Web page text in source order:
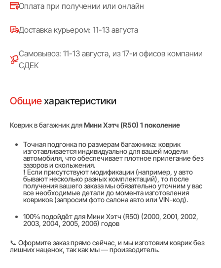
Оплата при получении или онлайн
Доставка курьером: 11-13 августа
Самовывоз: 11-13 августа, из 17-и офисов компании
СДЕК
Общиехарактеристики
Коврик в багажник дляМини Хэтч (R50) 1 поколение
Точная подгонка по размерам багажника: коврик
изготавливается индивидуально для вашей модели
автомобиля, что обеспечивает плотное прилегание без
зазоров и скольжения.
❗ Если присутствуют модификации (например, у авто
бывают несколько разных комплектаций), то после
получения вашего заказа мы обязательно уточним у вас
все необходимые детали до момента изготовления
ковриков (запросим фото салона авто или VIN-код).
100℅ подойдёт для Мини Хэтч (R50) (2000, 2001, 2002,
2003, 2004, 2005, 2006) годов
📞 Оформите заказ прямо сейчас, и мы изготовим коврик без
лишних наценок, так как мы — производитель.